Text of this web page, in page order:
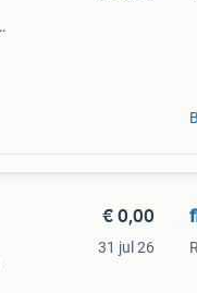
€ 0,00
31 jul 26